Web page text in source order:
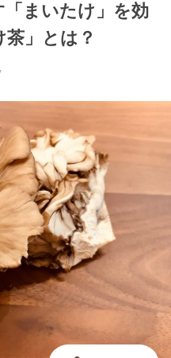
「まいたけ」を効
」とは？